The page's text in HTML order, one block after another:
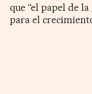
que “el papel de
para el